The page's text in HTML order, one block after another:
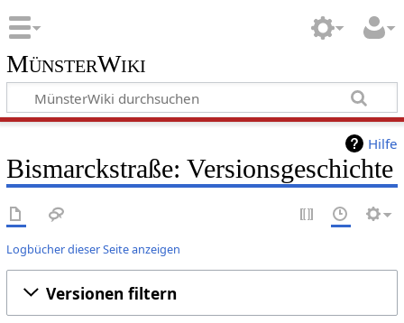
MünsterWiki
Hilfe
Bismarckstraße: Versionsgeschichte
Logbücher dieser Seite anzeigen
Versionen filtern